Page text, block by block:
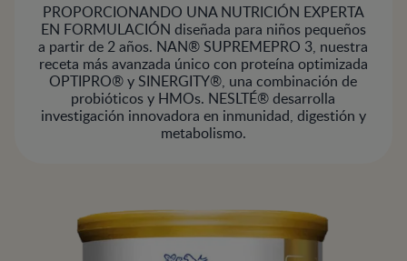
PROPORCIONANDO UNA NUTRICIÓN EXPERTA
EN FORMULACIÓN diseñada para niños pequeños
a partir de 2 años. NAN® SUPREMEPRO 3, nuestra
receta más avanzada único con proteína optimizada
OPTIPRO® y SINERGITY®, una combinación de
probióticos y HMOs. NESLTÉ® desarrolla
investigación innovadora en inmunidad, digestión y
metabolismo.